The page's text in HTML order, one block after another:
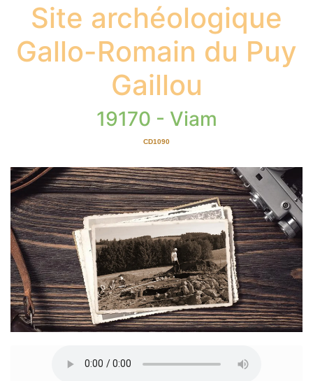
Site archéologique
Gallo-Romain du Puy
Gaillou
19170 - Viam
CD1090